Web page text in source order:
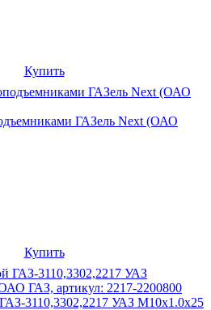
Купить
ГАЗель Next (ОАО
Купить
3110,3302,2217 УАЗ М10х1.0х25